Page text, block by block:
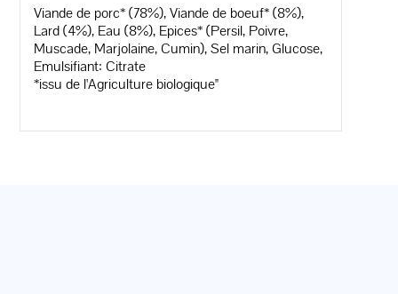
Viande de porc* (78%), Viande de boeuf* (8%),
Lard (4%), Eau (8%), Epices* (Persil, Poivre,
Muscade, Marjolaine, Cumin), Sel marin, Glucose,
Emulsifiant: Citrate
*issu de l'Agriculture biologique"